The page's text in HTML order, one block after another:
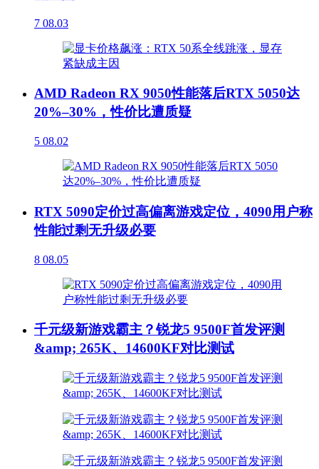
7 08.03
AMD Radeon RX 9050性能落后RTX 5050达
20%–30%，性价比遭质疑
5 08.02
RTX 5090定价过高偏离游戏定位，4090用户称
性能过剩无升级必要
8 08.05
千元级新游戏霸主？锐龙5 9500F首发评测
&amp; 265K、14600KF对比测试